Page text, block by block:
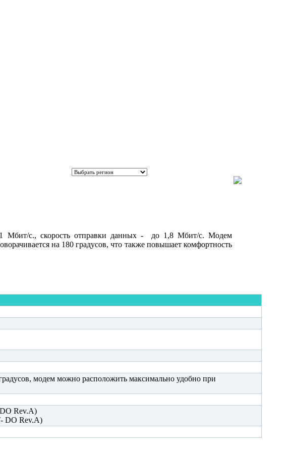
Мбит/с., скорость отправки данных - до 1,8 Мбит/с. Модем
на 180 градусов, что также повышает комфортность
модем можно расположить максимально удобно при
Rev.A)
DO Rev.A)